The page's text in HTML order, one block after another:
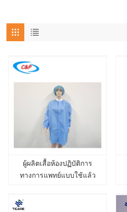
ผู้ผลิตเสื้อห้องปฏิบัติการ
ทางการแพทย์แบบใช้แล้ว